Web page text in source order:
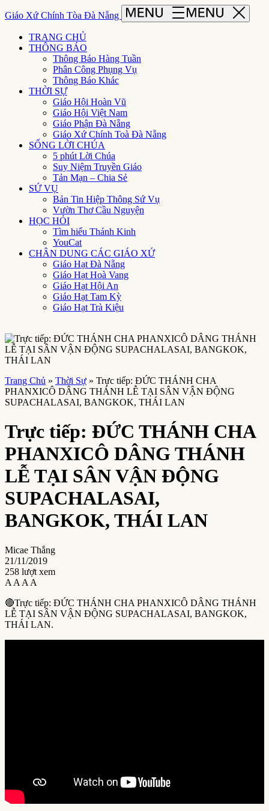
Giáo Xứ Chính Tòa Đà Nẵng
TRANG CHỦ
THÔNG BÁO
Thông Báo Hàng Tuần
Phân Công Phụng Vụ
Thông Báo Khác
THỜI SỰ
Giáo Hội Hoàn Vũ
Giáo Hội Việt Nam
Giáo Phận Đà Nẵng
Giáo Xứ Chính Toà Đà Nẵng
SỐNG LỜI CHÚA
5 phút Lời Chúa
Suy Niệm Truyền Giáo
Tản Mạn – Chia Sẻ
SỨ VỤ
Bản Tin Hiệp Thông Sứ Vụ
Vườn Thơ Cầu Nguyện
HỌC HỎI
Tìm hiểu Thánh Kinh
YouCat
CHÂN DUNG CÁC GIÁO XỨ
Giáo Hạt Đà Nẵng
Giáo Hạt Hoà Vang
Giáo Hạt Hội An
Giáo Hạt Tam Kỳ
Giáo Hạt Trà Kiệu
Trang Chủ » Thời Sự » Trực tiếp: ĐỨC THÁNH CHA
PHANXICÔ DÂNG THÁNH LỄ TẠI SÂN VẬN ĐỘNG
SUPACHALASAI, BANGKOK, THÁI LAN
Trực tiếp: ĐỨC THÁNH CHA
PHANXICÔ DÂNG THÁNH
LỄ TẠI SÂN VẬN ĐỘNG
SUPACHALASAI,
BANGKOK, THÁI LAN
Micae Thắng
21/11/2019
258 lượt xem
A A A A
🔴Trực tiếp: ĐỨC THÁNH CHA PHANXICÔ DÂNG THÁNH
LỄ TẠI SÂN VẬN ĐỘNG SUPACHALASAI, BANGKOK,
THÁI LAN.